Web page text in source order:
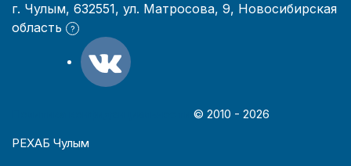
г. Чулым, 632551, ул. Матросова, 9, Новосибирская
область
?
© 2010 - 2026
РЕХАБ Чулым